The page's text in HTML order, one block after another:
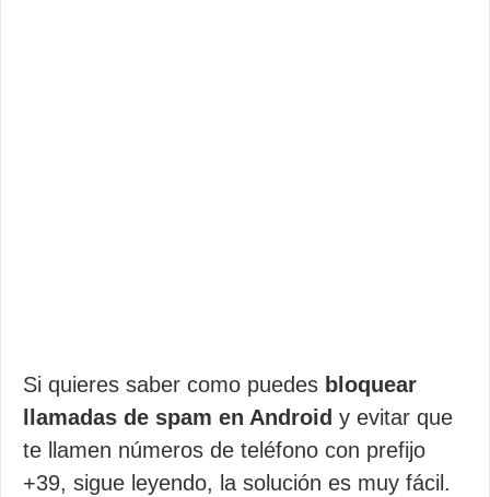
Si quieres saber como puedes bloquear
llamadas de spam en Android y evitar que
te llamen números de teléfono con prefijo
+39, sigue leyendo, la solución es muy fácil.